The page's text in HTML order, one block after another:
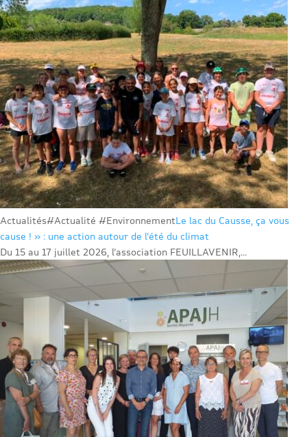
Actualités#Actualité #EnvironnementLe lac du Causse, ça vous
cause ! » : une action autour de l’été du climat
Du 15 au 17 juillet 2026, l’association FEUILLAVENIR,...